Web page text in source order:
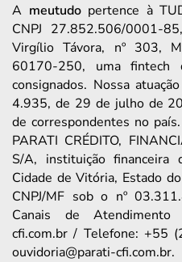
A meutudopertence à
CNPJ 27.852.506/0001-
Virgílio Távora, nº 303,
60170-250, uma fintech
consignados. Nossa
4.935, de 29 de julho de
de correspondentes no
PARATI CRÉDITO,
S/A, instituição financeira
Cidade de Vitória, Estado
CNPJ/MF sob o nº
Canais de Atendimento
cfi.com.br / Telefone: +55
ouvidoria@parati-cfi.com.br.